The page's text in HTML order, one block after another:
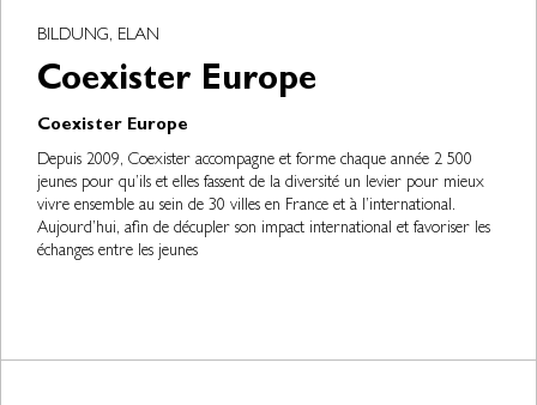
BILDUNG, ELAN
Coexister Europe
Coexister Europe
Depuis 2009, Coexister accompagne et forme chaque année 2 500
jeunes pour qu’ils et elles fassent de la diversité un levier pour mieux
vivre ensemble au sein de 30 villes en France et à l’international.
Aujourd’hui, afin de décupler son impact international et favoriser les
échanges entre les jeunes